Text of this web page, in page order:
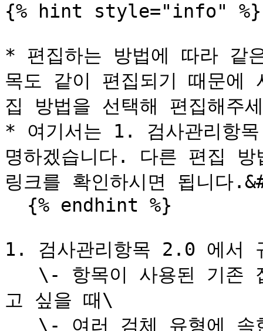
{% hint style="info" %}
* 편집하는 방법에 따라 같
목도 같이 편집되기 때문에
집 방법을 선택해 편집해주
* 여기서는 1. 검사관리항
명하겠습니다. 다른 편집 방
링크를 확인하시면 됩니다
1. 검사관리항목 2.0 에서
고 싶을 때\